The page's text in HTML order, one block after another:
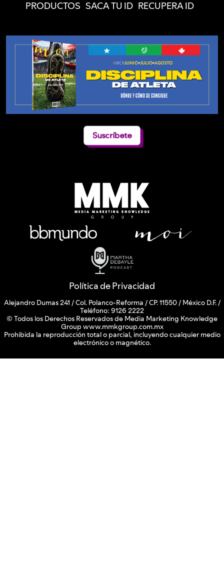
PRODUCTOS SACA TU ID RECUPERA ID
Suscríbete
Política de Privacidad
Alejandro Dumas 241 / Col. Polanco-Reforma / CP. 11550 / México D.F. /
Teléfono: 9126 2222
© Todos los Derechos Reservados de Media Marketing Knowledge
Group www.mmkgroup.com.mx
Prohibida la reproducción total o parcial, incluyendo cualquier medio
electrónico o magnético.